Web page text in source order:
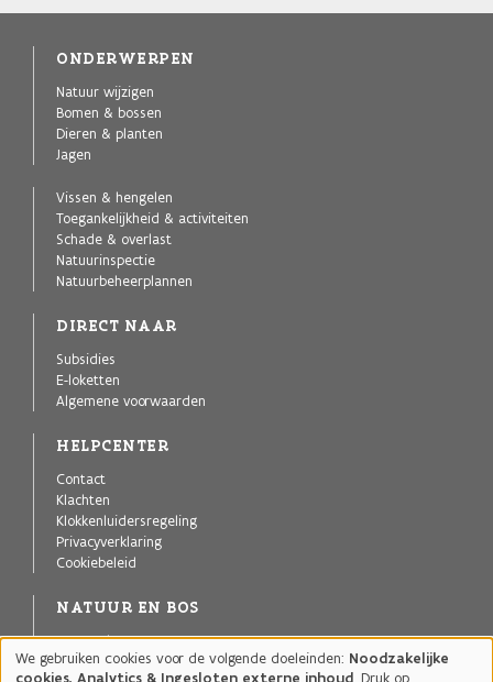
ONDERWERPEN
Natuur wijzigen
Bomen & bossen
Dieren & planten
Jagen
Vissen & hengelen
Toegankelijkheid & activiteiten
Schade & overlast
Natuurinspectie
Natuurbeheerplannen
DIRECT NAAR
Subsidies
E-loketten
Algemene voorwaarden
HELPCENTER
Contact
Klachten
Klokkenluidersregeling
Privacyverklaring
Cookiebeleid
NATUUR EN BOS
Agentschap voor Natuur en Bos
Publicaties
Gebruik
We gebruiken cookies voor de volgende doeleinden: Noodzakelijke
cookies, Analytics & Ingesloten externe inhoud . Druk op